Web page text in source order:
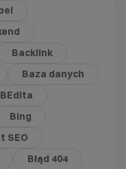
Backlink
Baza danych
BEdita
Bing
SEO
Błąd 404